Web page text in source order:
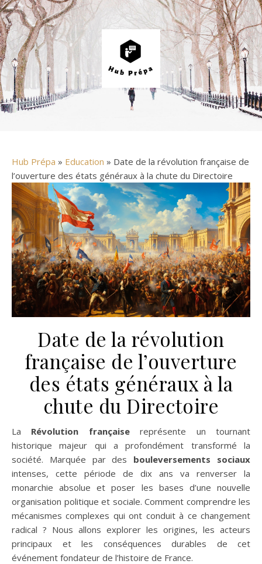
Hub Prépa » Education » Date de la révolution française de
l’ouverture des états généraux à la chute du Directoire
Date de la révolution
française de l’ouverture
des états généraux à la
chute du Directoire
La Révolution françaisereprésente un tournant
historique majeur qui a profondément transformé la
société. Marquée par des bouleversements sociaux
intenses, cette période de dix ans va renverser la
monarchie absolue et poser les bases d’une nouvelle
organisation politique et sociale. Comment comprendre les
mécanismes complexes qui ont conduit à ce changement
radical ? Nous allons explorer les origines, les acteurs
principaux et les conséquences durables de cet
événement fondateur de l’histoire de France.